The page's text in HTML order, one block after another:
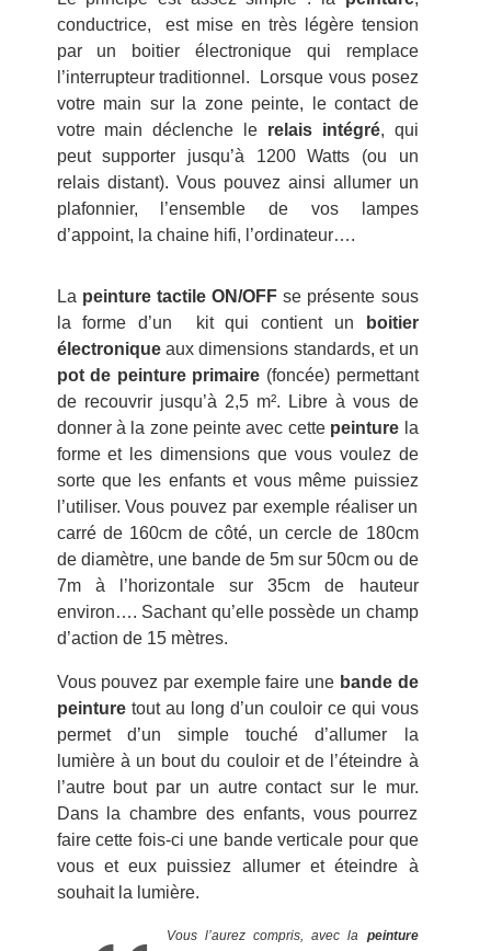
conductrice, est mise en très légère tension
par un boitier électronique qui remplace
l’interrupteur traditionnel. Lorsque vous posez
votre main sur la zone peinte, le contact de
votre main déclenche le relais intégré, qui
peut supporter jusqu’à 1200 Watts (ou un
relais distant). Vous pouvez ainsi allumer un
plafonnier, l’ensemble de vos lampes
d’appoint, la chaine hifi, l’ordinateur….
La peinture tactile ON/OFF se présente sous
la forme d’un kit qui contient un
boitier
électroniqueaux dimensions standards, et un
pot de peinture primaire (foncée) permettant
de recouvrir jusqu’à 2,5 m². Libre à vous de
donner à la zone peinte avec cette peinture la
forme et les dimensions que vous voulez de
sorte que les enfants et vous même puissiez
l’utiliser. Vous pouvez par exemple réaliser un
carré de 160cm de côté, un cercle de 180cm
de diamètre, une bande de 5m sur 50cm ou de
7m à l’horizontale sur 35cm de hauteur
environ…. Sachant qu’elle possède un champ
d’action de 15 mètres.
Vous pouvez par exemple faire une bande de
peinturetout au long d’un couloir ce qui vous
permet d’un simple touché d’allumer la
lumière à un bout du couloir et de l’éteindre à
l’autre bout par un autre contact sur le mur.
Dans la chambre des enfants, vous pourrez
faire cette fois-ci une bande verticale pour que
vous et eux puissiez allumer et éteindre à
souhait la lumière.
Vous l’aurez compris, avec la peinture